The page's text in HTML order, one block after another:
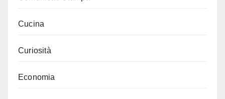
Cucina
Curiosità
Economia